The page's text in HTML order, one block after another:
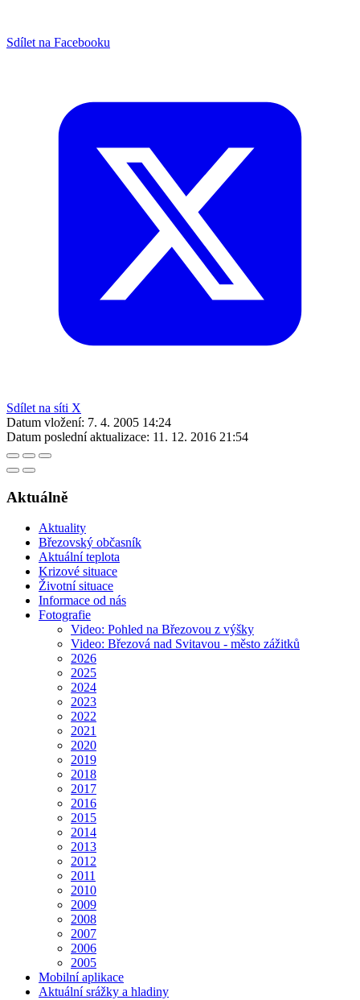
Sdílet na Facebooku
Sdílet na síti X
Datum vložení: 7. 4. 2005 14:24
Datum poslední aktualizace: 11. 12. 2016 21:54
Aktuálně
Aktuality
Březovský občasník
Aktuální teplota
Krizové situace
Životní situace
Informace od nás
Fotografie
Video: Pohled na Březovou z výšky
Video: Březová nad Svitavou - město zážitků
2026
2025
2024
2023
2022
2021
2020
2019
2018
2017
2016
2015
2014
2013
2012
2011
2010
2009
2008
2007
2006
2005
Mobilní aplikace
Aktuální srážky a hladiny